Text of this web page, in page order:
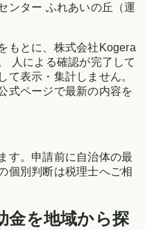
ンター ふれあいの丘（運
もとに、株式会社Kogera
人による確認が完了して
て表示・集計しません。
式ページで最新の内容を
す。申請前に自治体の最
個別判断は税理士へご相
金を地域から探